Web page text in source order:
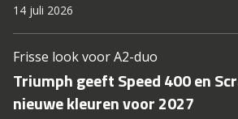
14 juli 2026
Frisse look voor A2-duo
Triumph geeft Speed 400 en
nieuwe kleuren voor 2027